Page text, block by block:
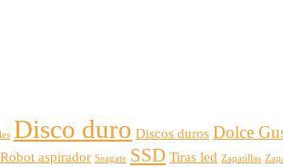
Disco duro Discos duros Dolce
Robot aspirador Seagate SSD Tiras led Zapatillas